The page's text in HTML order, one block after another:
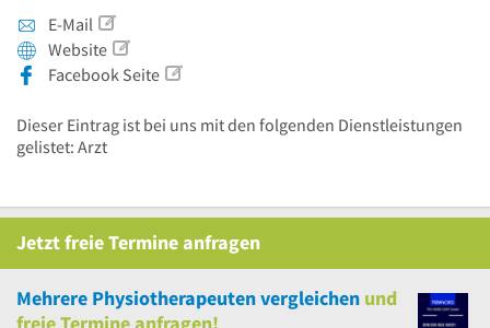
E-Mail
Website
Facebook Seite
Dieser Eintrag ist bei uns mit den folgenden Dienstleistungen
gelistet: Arzt
JetztfreieTermine anfragen
Mehrere Physiotherapeuten vergleichen und